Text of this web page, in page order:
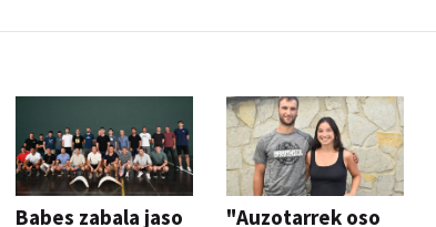
Babes zabala jaso
"Auzotarrek oso